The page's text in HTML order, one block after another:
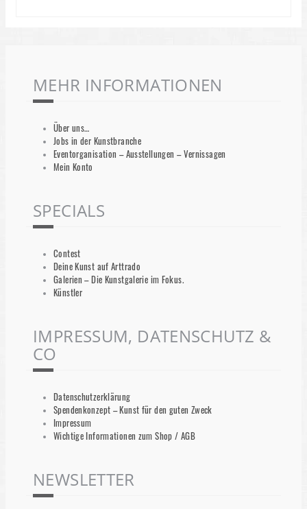
MEHR INFORMATIONEN
Über uns…
Jobs in der Kunstbranche
Eventorganisation – Ausstellungen – Vernissagen
Mein Konto
SPECIALS
Contest
Deine Kunst auf Arttrado
Galerien – Die Kunstgalerie im Fokus.
Künstler
IMPRESSUM, DATENSCHUTZ &
CO
Datenschutzerklärung
Spendenkonzept – Kunst für den guten Zweck
Impressum
Wichtige Informationen zum Shop / AGB
NEWSLETTER